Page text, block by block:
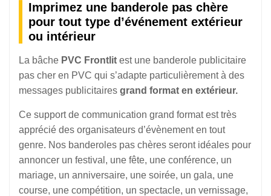
Imprimez une banderole pas chère
pour tout type d’événement extérieur
ou intérieur
La bâche PVC Frontlit est une banderole publicitaire
pas cher en PVC qui s’adapte particulièrement à des
messages publicitaires grand format en extérieur.
Ce support de communication grand format est très
apprécié des organisateurs d’évènement en tout
genre. Nos banderoles pas chères seront idéales pour
annoncer un festival, une fête, une conférence, un
mariage, un anniversaire, une soirée, un gala, une
course, une compétition, un spectacle, un vernissage,